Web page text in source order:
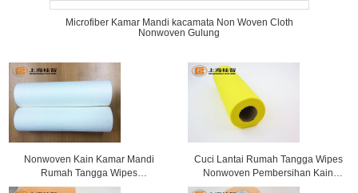
Microfiber Kamar Mandi kacamata Non Woven Cloth
Nonwoven Gulung
Nonwoven Kain Kamar Mandi
Rumah Tangga Wipes
Membersihkan lensa Kain
Cuci Lantai Rumah Tangga Wipes
Nonwoven Pembersihan Kain
Dengan Jendela Box